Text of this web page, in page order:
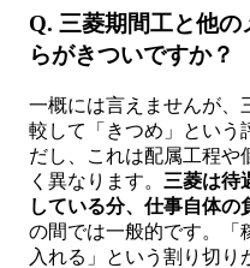
Q. 三菱期間工と他
らがきついですか？
一概には言えませんが、
較して「きつめ」という
だし、これは配属工程や
く異なります。 三菱は待
している分、仕事自体の
の間では一般的です。「
入れる」という割り切り